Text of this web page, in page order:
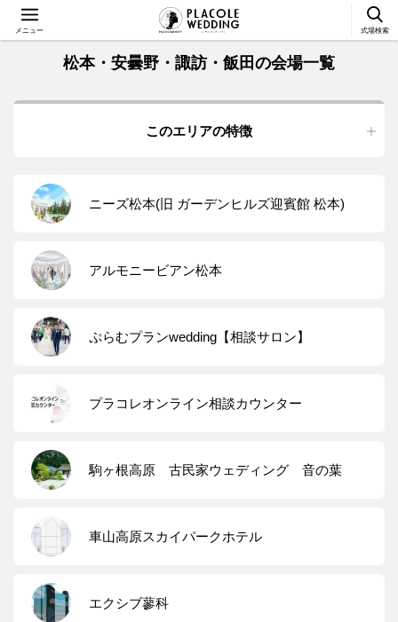
メニュー 式場検索
松本・安曇野・諏訪・飯田の会場一覧
このエリアの特徴
ニーズ松本(旧 ガーデンヒルズ迎賓館 松本)
アルモニービアン松本
ぷらむプランwedding【相談サロン】
プラコレオンライン相談カウンター
駒ヶ根高原 古民家ウェディング 音の葉
車山高原スカイパークホテル
エクシブ蓼科